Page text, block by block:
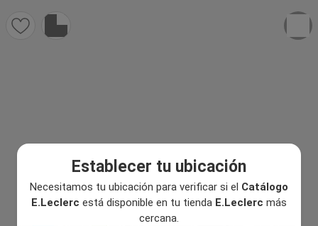
Establecer tu ubicación
Necesitamos tu ubicación para verificar si el Catálogo
E.Leclerc está disponible en tu tienda E.Leclerc más
cercana.